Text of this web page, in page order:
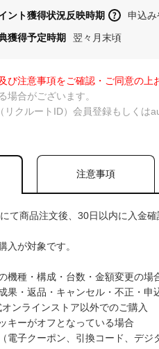
ント獲得状況反映時期
申込
獲得予定時期
翌々月末頃
注意事項をご確認・ご同意の上
合がございます。
クルートID）会員登録もしくは
注意事項
て商品注文後、30日以内に入金
入が対象です。
機種・構成・台数・金額変更の場
果・返品・キャンセル・不正・申
オンラインストア以外でのご購入
キーがオフとなっている場合
電子クーポン、引換コード、デジ